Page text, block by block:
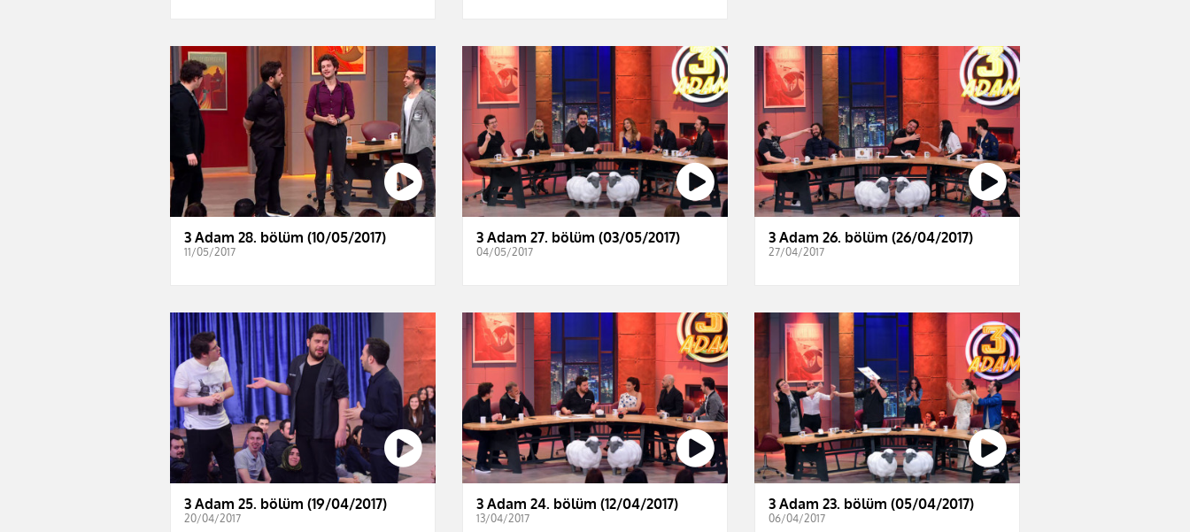
3 Adam 28. bölüm (10/05/2017)
11/05/2017
3 Adam 27. bölüm (03/05/2017)
04/05/2017
3 Adam 26. bölüm (26/04/2017)
27/04/2017
3 Adam 25. bölüm (19/04/2017)
20/04/2017
3 Adam 24. bölüm (12/04/2017)
13/04/2017
3 Adam 23. bölüm (05/04/2017)
06/04/2017